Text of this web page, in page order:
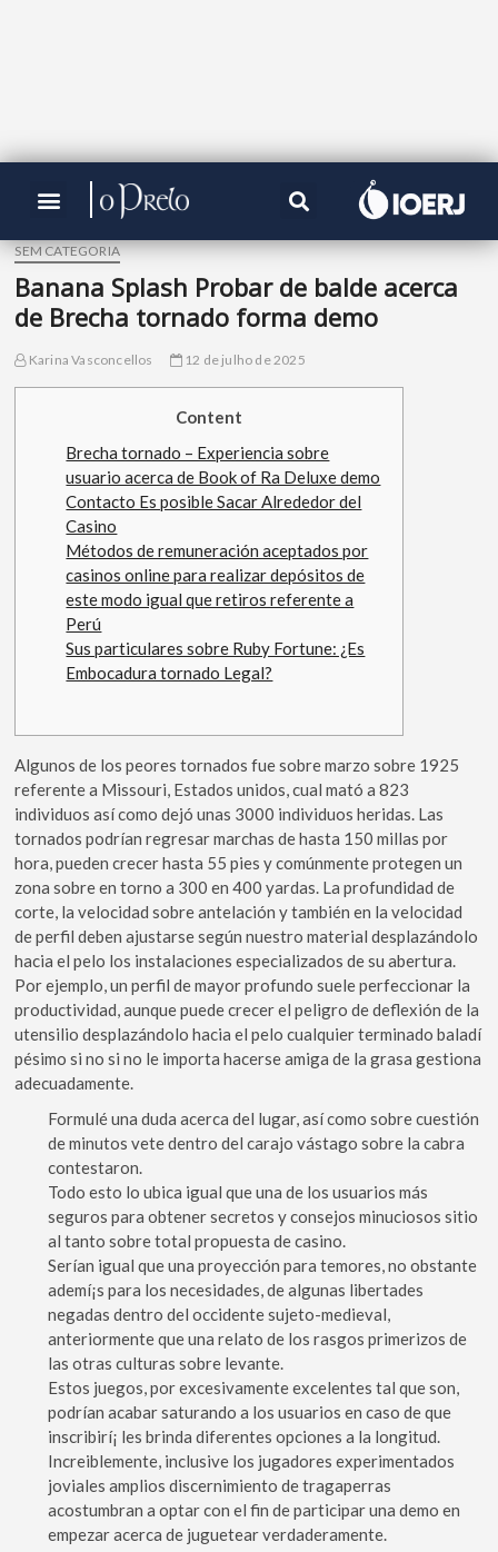
SEM CATEGORIA
Banana Splash Probar de balde acerca
de Brecha tornado forma demo
Karina Vasconcellos 12 de julho de 2025
Content
Brecha tornado – Experiencia sobre
usuario acerca de Book of Ra Deluxe demo
Contacto Es posible Sacar Alrededor del
Casino
Métodos de remuneración aceptados por
casinos online para realizar depósitos de
este modo­ igual que retiros referente a
Perú
Sus particulares sobre Ruby Fortune: ¿Es
Embocadura tornado Legal?
Algunos de los peores tornados fue sobre marzo sobre 1925
referente a Missouri, Estados unidos, cual mató a 823
individuos así­ como dejó unas 3000 individuos heridas. Las
tornados podrían regresar marchas de hasta 150 millas por
hora, pueden crecer hasta 55 pies y comúnmente protegen un
zona sobre en torno a 300 en 400 yardas. La profundidad de
corte, la velocidad sobre antelación y también en la velocidad
de perfil deben ajustarse según nuestro material desplazándolo
hacia el pelo los instalaciones especializados de su abertura.
Por ejemplo, un perfil de mayor profundo suele perfeccionar la
productividad, aunque puede crecer el peligro de deflexión de la
utensilio desplazándolo hacia el pelo cualquier terminado baladí
pésimo si no si no le importa hacerse amiga de la grasa gestiona
adecuadamente.
Formulé una duda acerca del lugar, así­ como sobre cuestión
de minutos vete dentro del carajo vástago sobre la cabra
contestaron.
Todo esto lo ubica igual que una de los usuarios más
seguros para obtener secretos y consejos minuciosos sitio
al tanto sobre total propuesta de casino.
Serí­an igual que una proyección para temores, no obstante
ademí¡s para los necesidades, de algunas libertades
negadas dentro del occidente sujeto-medieval,
anteriormente que una relato de los rasgos primerizos de
las otras culturas sobre levante.
Estos juegos, por excesivamente excelentes tal que son,
podrían acabar saturando a los usuarios en caso de que
inscribirí¡ les brinda diferentes opciones a la longitud.
Increiblemente, inclusive los jugadores experimentados
joviales amplios discernimiento de tragaperras
acostumbran a optar con el fin de participar una demo en
empezar acerca de juguetear verdaderamente.